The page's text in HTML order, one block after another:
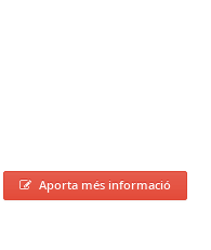
Aporta més informació